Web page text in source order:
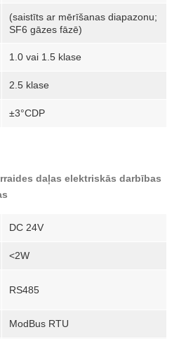
(saistīts ar mērīšanas diapazonu;
SF6 gāzes fāzē)
1.0 vai 1.5 klase
2.5 klase
±3°CDP
daļas elektriskās darbības
DC 24V
<2W
RS485
ModBus RTU